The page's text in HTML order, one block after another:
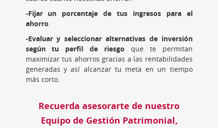
-Fijar un porcentaje de tus ingresos para el
ahorro
-Evaluar y seleccionar alternativas de inversión
según tu perfil de riesgo que te permitan
maximizar tus ahorros gracias a las rentabilidades
generadas y así alcanzar tu meta en un tiempo
más corto.
Recuerda asesorarte de nuestro
Equipo de Gestión Patrimonial,